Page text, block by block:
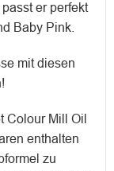
er perfekt
Baby Pink.
mit diesen
Colour Mill Oil
enthalten
zu